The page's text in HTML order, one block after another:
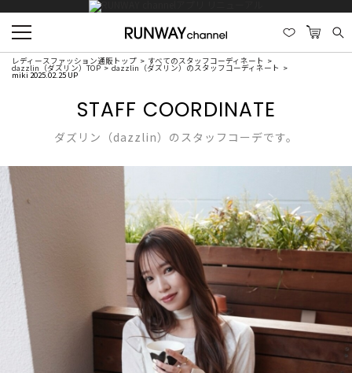
レディースファッション通販トップ すべてのスタッフコーディネート
dazzlin（ダズリン）TOP dazzlin（ダズリン）のスタッフコーディネート
miki 2025.02.25 UP
STAFF COORDINATE
ダズリン（dazzlin）のスタッフコーデです。